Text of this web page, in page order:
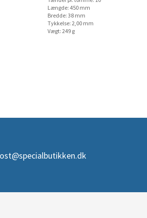
Længde: 450 mm
Bredde: 38 mm
Tykkelse: 2,00 mm
Vægt: 249 g